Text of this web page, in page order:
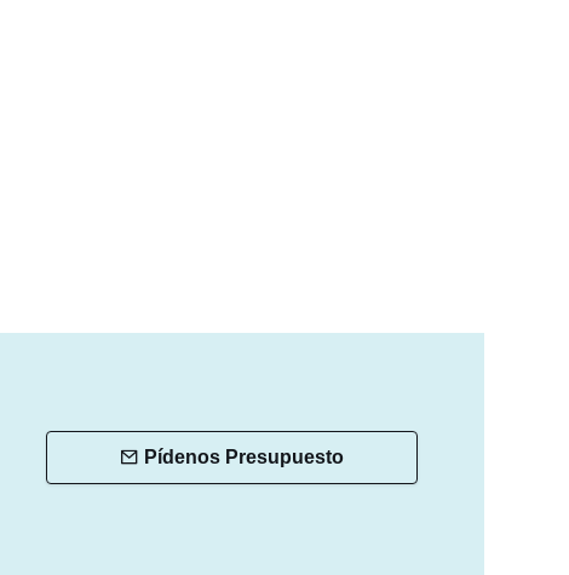
Pídenos Presupuesto